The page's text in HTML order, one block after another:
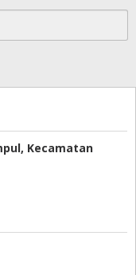
Kecamatan